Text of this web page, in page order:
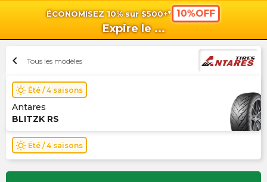
ÉCONOMISEZ 10% sur $500+* 10%OFF
Expire le ...
chevron_left Tous les modèles
wb_sunny Été / 4 saisons
Antares
BLITZK RS
wb_sunny Été / 4 saisons